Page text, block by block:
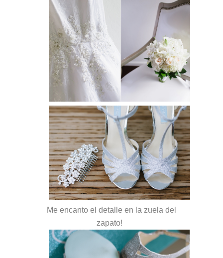
Me encanto el detalle en la zuela del
zapato!